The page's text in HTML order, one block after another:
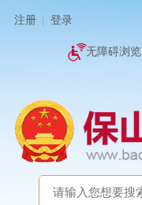
注册 登录
无障碍浏览